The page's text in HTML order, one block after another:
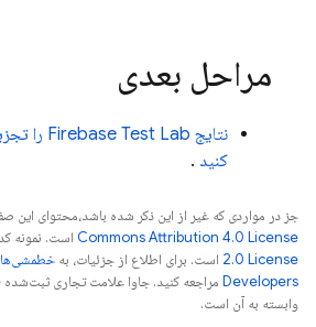
مراحل بعدی
نتایج Firebase Test Lab را
کنید .
جز در مواردی که غیر از این ذکر شده باشد،‌محتوای
Commons Attribution 4.0 License است. نمونه
2.0 License است. برای اطلاع از جزئیات، به
Developers‏
وابسته به آن است.